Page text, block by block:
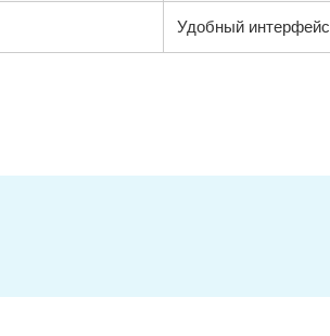
Удобный интерфейс